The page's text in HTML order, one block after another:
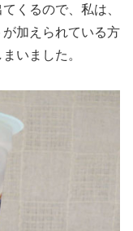
くるので、私は、
加えられている方
いました。